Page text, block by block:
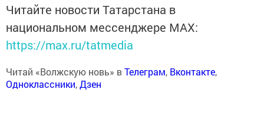
Читайте новости Татарстана в
национальном мессенджере MАХ:
https://max.ru/tatmedia
Читай «Волжскую новь» вТелеграм, Вконтакте,
Одноклассники,Дзен